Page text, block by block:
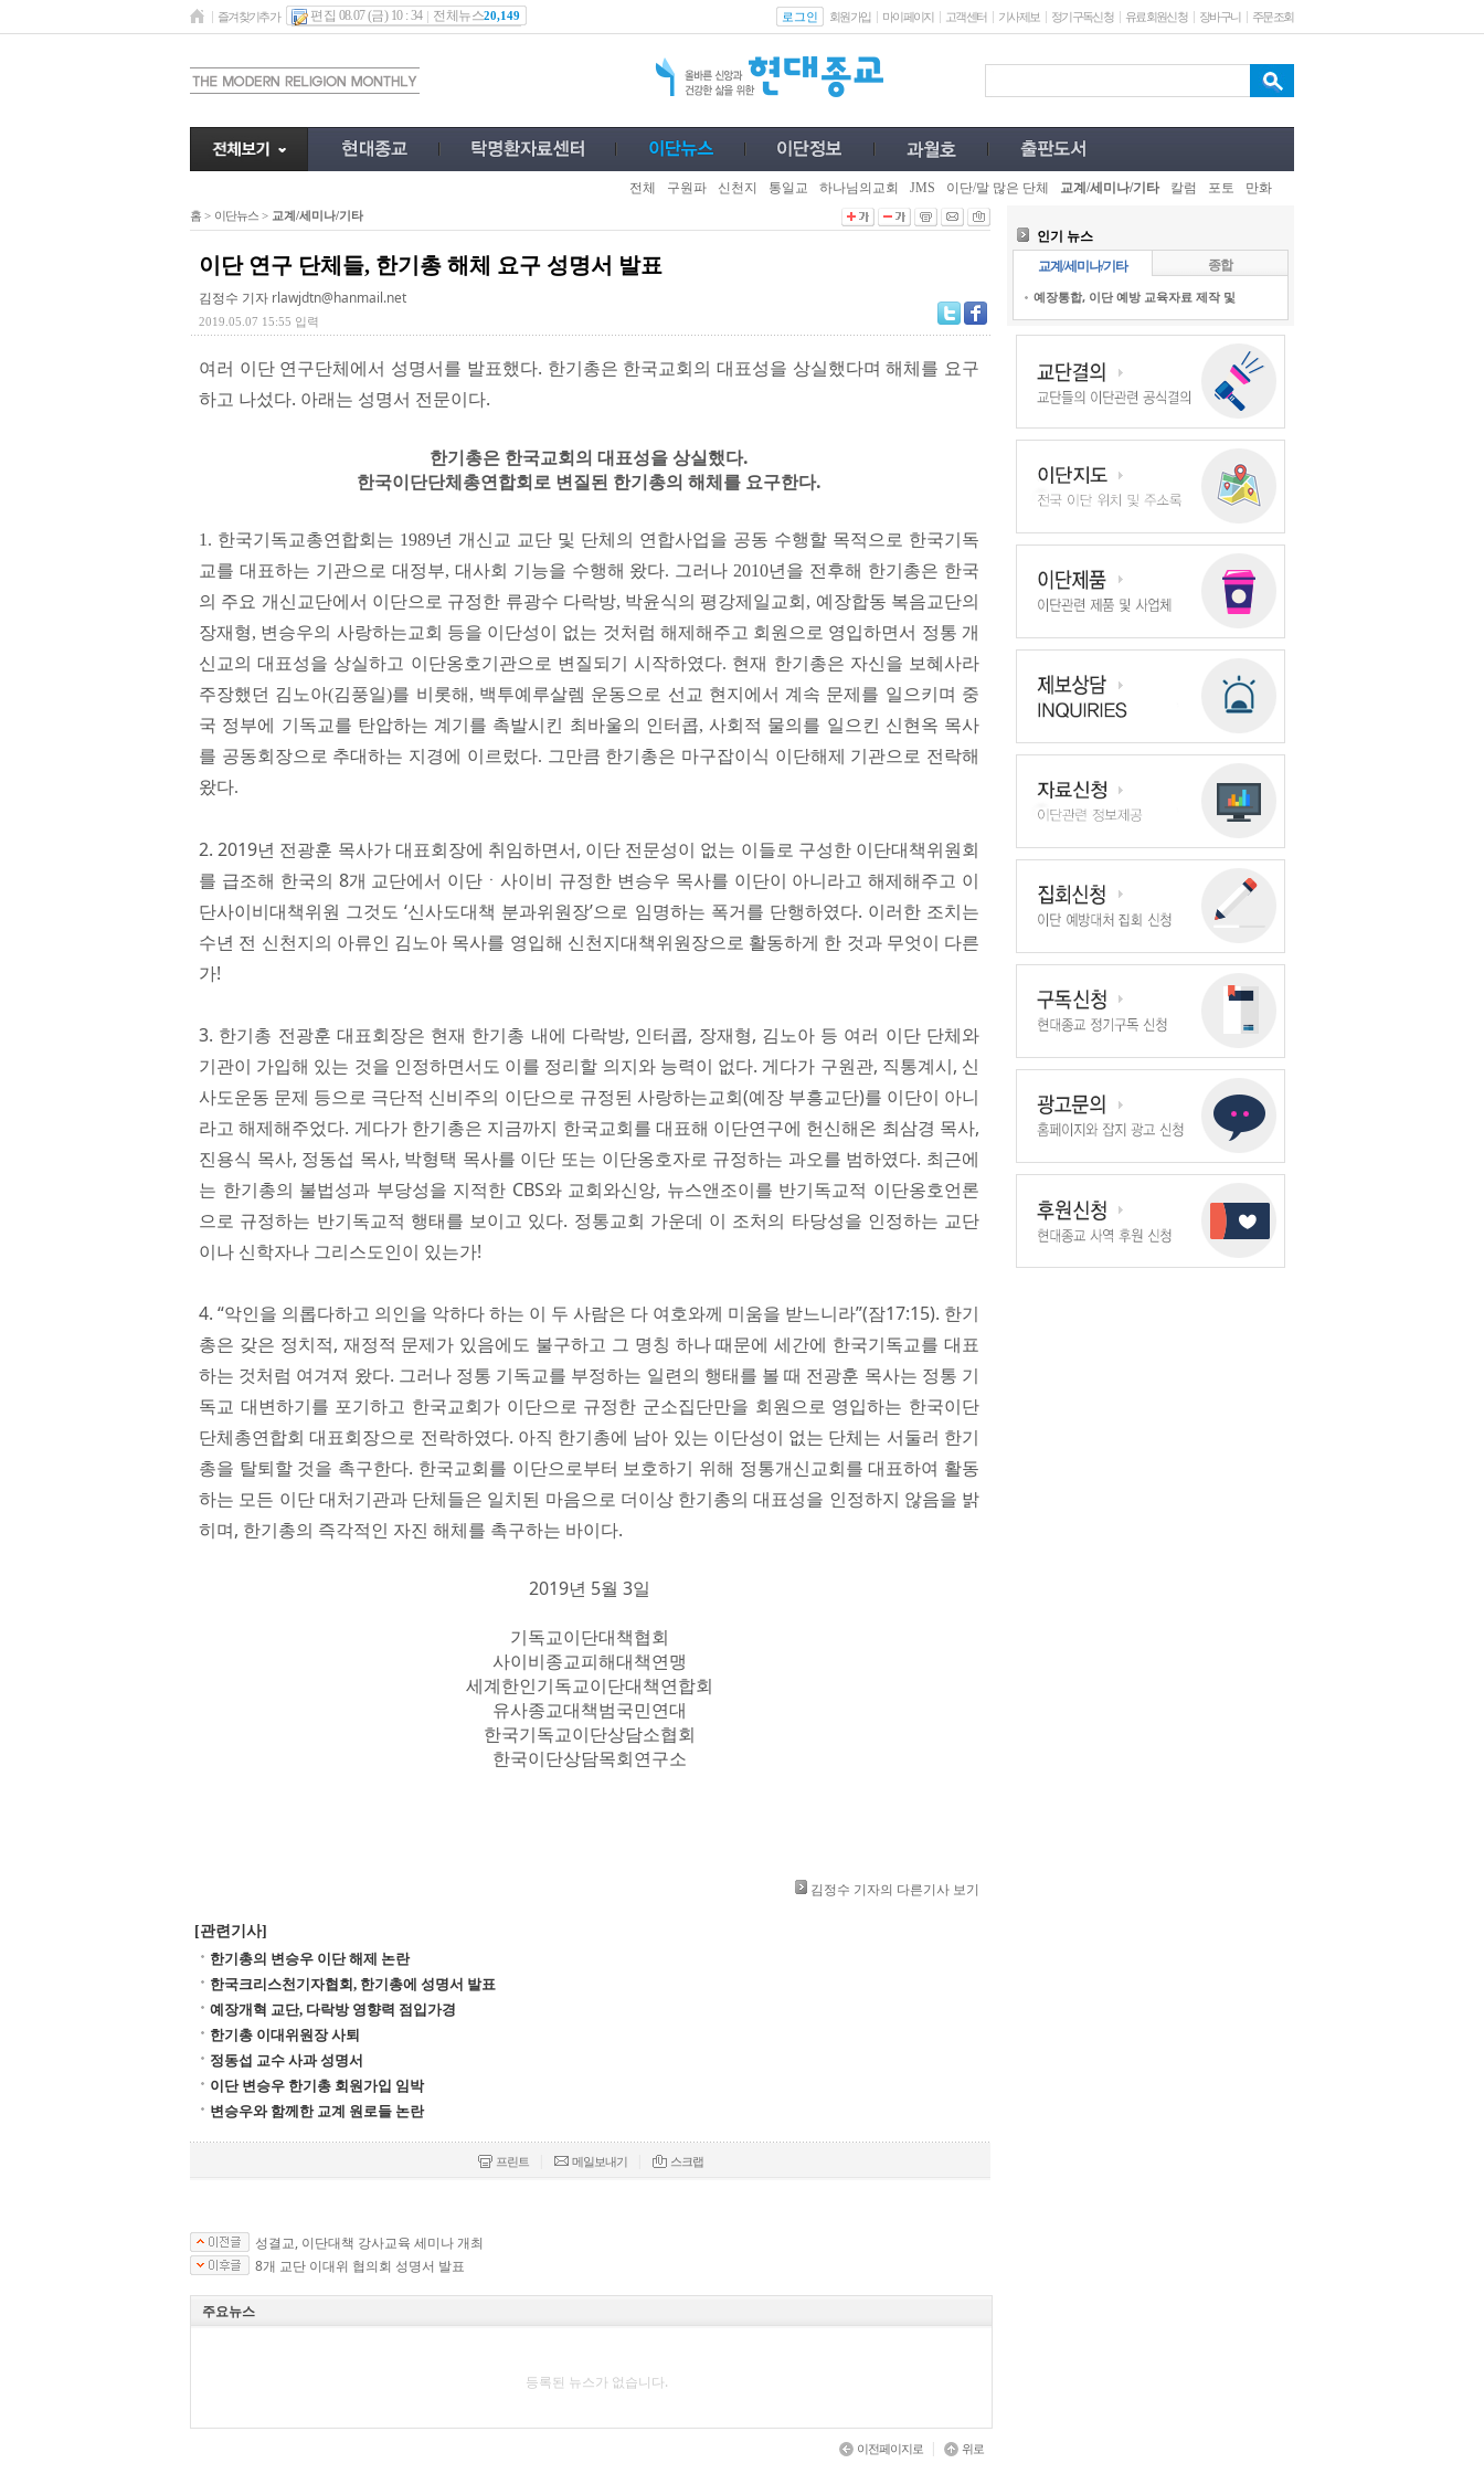
즐겨찾기추가 편집 08.07 (금) 10 : 34 전체뉴스20,149 로그인 회원가입 마이페이지 고객센터 기사제보 정기구독신청 유료회원신청 장바구니 주문조회
전체 구원파 신천지 통일교 하나님의교회 JMS 이단/말 많은 단체 교계/세미나/기타 칼럼 포토 만화
홈 > 이단뉴스 > 교계/세미나/기타
이단 연구 단체들, 한기총 해체 요구 성명서 발표
김정수 기자 rlawjdtn@hanmail.net
2019.05.07 15:55 입력
여러 이단 연구단체에서 성명서를 발표했다. 한기총은 한국교회의 대표성을 상실했다며 해체를 요구
하고 나섰다. 아래는 성명서 전문이다.
한기총은 한국교회의 대표성을 상실했다.
한국이단단체총연합회로 변질된 한기총의 해체를 요구한다.
1. 한국기독교총연합회는 1989년 개신교 교단 및 단체의 연합사업을 공동 수행할 목적으로 한국기독
교를 대표하는 기관으로 대정부, 대사회 기능을 수행해 왔다. 그러나 2010년을 전후해 한기총은 한국
의 주요 개신교단에서 이단으로 규정한 류광수 다락방, 박윤식의 평강제일교회, 예장합동 복음교단의
장재형, 변승우의 사랑하는교회 등을 이단성이 없는 것처럼 해제해주고 회원으로 영입하면서 정통 개
신교의 대표성을 상실하고 이단옹호기관으로 변질되기 시작하였다. 현재 한기총은 자신을 보혜사라
주장했던 김노아(김풍일)를 비롯해, 백투예루살렘 운동으로 선교 현지에서 계속 문제를 일으키며 중
국 정부에 기독교를 탄압하는 계기를 촉발시킨 최바울의 인터콥, 사회적 물의를 일으킨 신현옥 목사
를 공동회장으로 추대하는 지경에 이르렀다. 그만큼 한기총은 마구잡이식 이단해제 기관으로 전락해
왔다.
2. 2019년 전광훈 목사가 대표회장에 취임하면서, 이단 전문성이 없는 이들로 구성한 이단대책위원회
를 급조해 한국의 8개 교단에서 이단ㆍ사이비 규정한 변승우 목사를 이단이 아니라고 해제해주고 이
단사이비대책위원 그것도 ‘신사도대책 분과위원장’으로 임명하는 폭거를 단행하였다. 이러한 조치는
수년 전 신천지의 아류인 김노아 목사를 영입해 신천지대책위원장으로 활동하게 한 것과 무엇이 다른
가!
3. 한기총 전광훈 대표회장은 현재 한기총 내에 다락방, 인터콥, 장재형, 김노아 등 여러 이단 단체와
기관이 가입해 있는 것을 인정하면서도 이를 정리할 의지와 능력이 없다. 게다가 구원관, 직통계시, 신
사도운동 문제 등으로 극단적 신비주의 이단으로 규정된 사랑하는교회(예장 부흥교단)를 이단이 아니
라고 해제해주었다. 게다가 한기총은 지금까지 한국교회를 대표해 이단연구에 헌신해온 최삼경 목사,
진용식 목사, 정동섭 목사, 박형택 목사를 이단 또는 이단옹호자로 규정하는 과오를 범하였다. 최근에
는 한기총의 불법성과 부당성을 지적한 CBS와 교회와신앙, 뉴스앤조이를 반기독교적 이단옹호언론
으로 규정하는 반기독교적 행태를 보이고 있다. 정통교회 가운데 이 조처의 타당성을 인정하는 교단
이나 신학자나 그리스도인이 있는가!
4. “악인을 의롭다하고 의인을 악하다 하는 이 두 사람은 다 여호와께 미움을 받느니라”(잠17:15). 한기
총은 갖은 정치적, 재정적 문제가 있음에도 불구하고 그 명칭 하나 때문에 세간에 한국기독교를 대표
하는 것처럼 여겨져 왔다. 그러나 정통 기독교를 부정하는 일련의 행태를 볼 때 전광훈 목사는 정통 기
독교 대변하기를 포기하고 한국교회가 이단으로 규정한 군소집단만을 회원으로 영입하는 한국이단
단체총연합회 대표회장으로 전락하였다. 아직 한기총에 남아 있는 이단성이 없는 단체는 서둘러 한기
총을 탈퇴할 것을 촉구한다. 한국교회를 이단으로부터 보호하기 위해 정통개신교회를 대표하여 활동
하는 모든 이단 대처기관과 단체들은 일치된 마음으로 더이상 한기총의 대표성을 인정하지 않음을 밝
히며, 한기총의 즉각적인 자진 해체를 촉구하는 바이다.
2019년 5월 3일
기독교이단대책협회
사이비종교피해대책연맹
세계한인기독교이단대책연합회
유사종교대책범국민연대
한국기독교이단상담소협회
한국이단상담목회연구소​
김정수 기자의 다른기사 보기
[관련기사]
한기총의 변승우 이단 해제 논란
한국크리스천기자협회, 한기총에 성명서 발표
예장개혁 교단, 다락방 영향력 점입가경
한기총 이대위원장 사퇴
정동섭 교수 사과 성명서
이단 변승우 한기총 회원가입 임박
변승우와 함께한 교계 원로들 논란
프린트 메일보내기 스크랩
성결교, 이단대책 강사교육 세미나 개최
8개 교단 이대위 협의회 성명서 발표
주요뉴스
등록된 뉴스가 없습니다.
이전페이지로 | 위로
인기 뉴스
교계/세미나/기타
종합
예장통합, 이단 예방 교육자료 제작 및